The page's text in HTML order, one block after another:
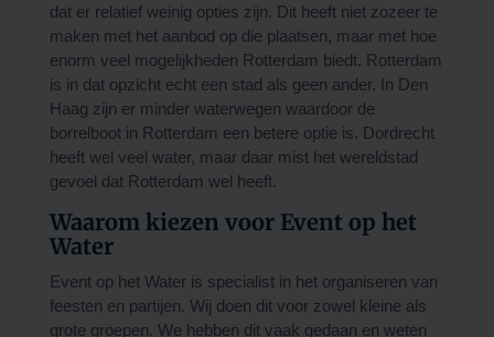
dat er relatief weinig opties zijn. Dit heeft niet zozeer te
maken met het aanbod op die plaatsen, maar met hoe
enorm veel mogelijkheden Rotterdam biedt. Rotterdam
is in dat opzicht echt een stad als geen ander. In Den
Haag zijn er minder waterwegen waardoor de
borrelboot in Rotterdam een betere optie is. Dordrecht
heeft wel veel water, maar daar mist het wereldstad
gevoel dat Rotterdam wel heeft.
Waarom kiezen voor Event op het
Water
Event op het Water is specialist in het organiseren van
feesten en partijen. Wij doen dit voor zowel kleine als
grote groepen. We hebben dit vaak gedaan en weten